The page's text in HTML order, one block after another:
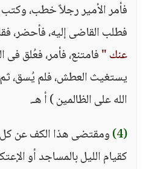
فأمر الأمير رجلاً خطب، وكتب
فطلب القاضى إليه، فأحضر،
عنك "فامتنع، فأمر، فعُلق
يستغيث العطش، فلم يُسق،
الله على الظالمين ) أ هـ.
(4)
ومقتضى هذا الكف عن كل
كقيام الليل بالمساجد أو